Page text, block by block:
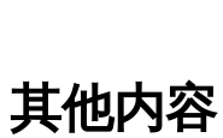
其他内容